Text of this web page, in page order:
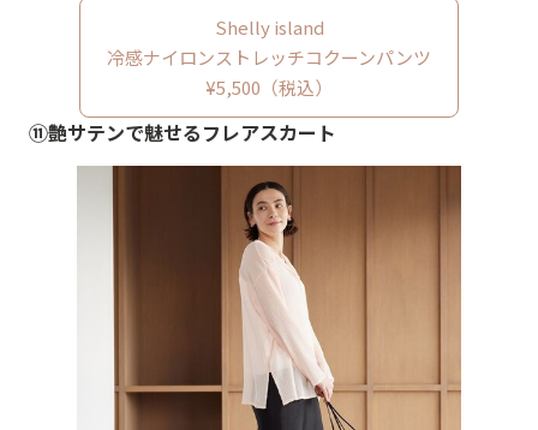
Shelly island
冷感ナイロンストレッチコクーンパンツ
¥5,500（税込）
⑪艶サテンで魅せるフレアスカート